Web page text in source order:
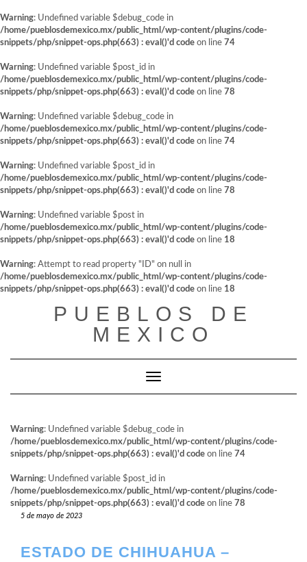
Warning: Undefined variable $debug_code in
/home/pueblosdemexico.mx/public_html/wp-content/plugins/code-
snippets/php/snippet-ops.php(663) : eval()'d code on line 74
Warning: Undefined variable $post_id in
/home/pueblosdemexico.mx/public_html/wp-content/plugins/code-
snippets/php/snippet-ops.php(663) : eval()'d code on line 78
Warning: Undefined variable $debug_code in
/home/pueblosdemexico.mx/public_html/wp-content/plugins/code-
snippets/php/snippet-ops.php(663) : eval()'d code on line 74
Warning: Undefined variable $post_id in
/home/pueblosdemexico.mx/public_html/wp-content/plugins/code-
snippets/php/snippet-ops.php(663) : eval()'d code on line 78
Warning: Undefined variable $post in
/home/pueblosdemexico.mx/public_html/wp-content/plugins/code-
snippets/php/snippet-ops.php(663) : eval()'d code on line 18
Warning: Attempt to read property "ID" on null in
/home/pueblosdemexico.mx/public_html/wp-content/plugins/code-
snippets/php/snippet-ops.php(663) : eval()'d code on line 18
PUEBLOS DE
MEXICO
Cambiar modo de navegación
Warning: Undefined variable $debug_code in
/home/pueblosdemexico.mx/public_html/wp-content/plugins/code-
snippets/php/snippet-ops.php(663) : eval()'d code on line 74
Warning: Undefined variable $post_id in
/home/pueblosdemexico.mx/public_html/wp-content/plugins/code-
snippets/php/snippet-ops.php(663) : eval()'d code on line 78
5 de mayo de 2023
ESTADO DE CHIHUAHUA –